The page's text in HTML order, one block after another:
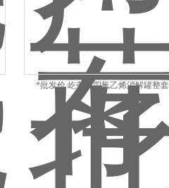
*批发价 屹尧聚四氟乙烯消解罐整套